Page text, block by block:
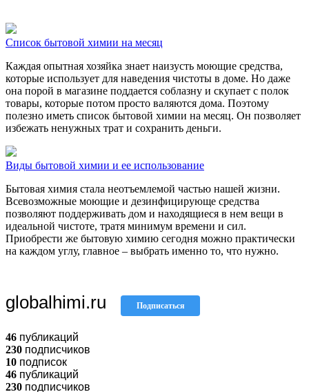
Список бытовой химии на месяц
Каждая опытная хозяйка знает наизусть моющие средства,
которые использует для наведения чистоты в доме. Но даже
она порой в магазине поддается соблазну и скупает с полок
товары, которые потом просто валяются дома. Поэтому
полезно иметь список бытовой химии на месяц. Он позволяет
избежать ненужных трат и сохранить деньги.
Виды бытовой химии и ее использование
Бытовая химия стала неотъемлемой частью нашей жизни.
Всевозможные моющие и дезинфицирующе средства
позволяют поддерживать дом и находящиеся в нем вещи в
идеальной чистоте, тратя минимум времени и сил.
Приобрести же бытовую химию сегодня можно практически
на каждом углу, главное – выбрать именно то, что нужно.
globalhimi.ru Подписаться
46 публикаций
230 подписчиков
10 подписок
46 публикаций
230 подписчиков